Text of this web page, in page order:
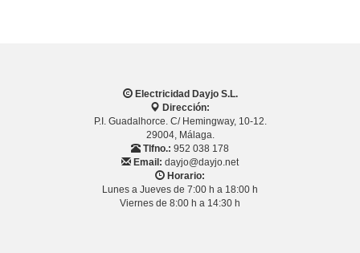
Electricidad Dayjo S.L.
Dirección:
P.I. Guadalhorce. C/ Hemingway, 10-12.
29004, Málaga.
Tlfno.: 952 038 178
Email: dayjo@dayjo.net
Horario:
Lunes a Jueves de 7:00 h a 18:00 h
Viernes de 8:00 h a 14:30 h